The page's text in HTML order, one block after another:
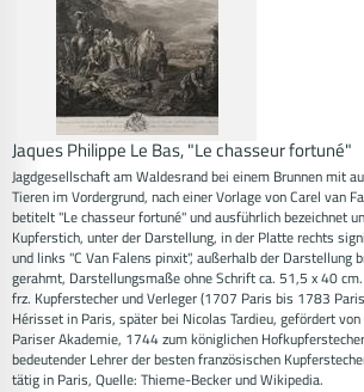
Jaques Philippe Le Bas, "Le chasseur fortuné"
Jagdgesellschaft am Waldesrand bei einem Brunnen mit
Tieren im Vordergrund, nach einer Vorlage von Carel van
betitelt "Le chasseur fortuné" und ausführlich bezeichnet
Kupferstich, unter der Darstellung, in der Platte rechts
und links "C Van Falens pinxit", außerhalb der Darstellung
gerahmt, Darstellungsmaße ohne Schrift ca. 51,5 x 40
frz. Kupferstecher und Verleger (1707 Paris bis 1783
Hérisset in Paris, später bei Nicolas Tardieu, gefördert
Pariser Akademie, 1744 zum königlichen
bedeutender Lehrer der besten französischen
tätig in Paris, Quelle: Thieme-Becker und Wikipedia.